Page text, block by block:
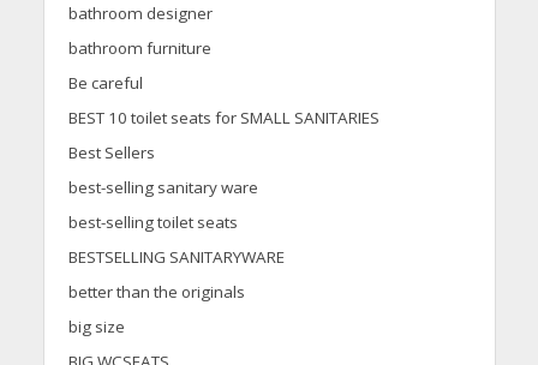
bathroom designer
bathroom furniture
Be careful
BEST 10 toilet seats for SMALL SANITARIES
Best Sellers
best-selling sanitary ware
best-selling toilet seats
BESTSELLING SANITARYWARE
better than the originals
big size